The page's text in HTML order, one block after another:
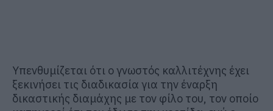
Υπενθυμίζεται ότι ο γνωστός καλλιτέχνης έχει
ξεκινήσει τις διαδικασία για την έναρξη
δικαστικής διαμάχης με τον φίλο του, τον οποίο